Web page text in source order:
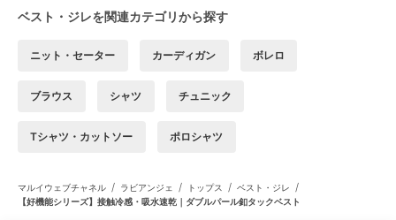
ベスト・ジレを関連カテゴリから探す
ニット・セーター カーディガン ボレロ
ブラウス シャツ チュニック
Tシャツ・カットソー ポロシャツ
マルイウェブチャネル / ラビアンジェ / トップス / ベスト・ジレ /
【好機能シリーズ】接触冷感・吸水速乾｜ダブルパール釦タックベスト